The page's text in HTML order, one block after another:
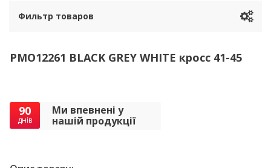
Фильтр товаров
PMO12261 BLACK GREY WHITE кросс 41-45
90
днів
Ми впевнені у
нашій продукції